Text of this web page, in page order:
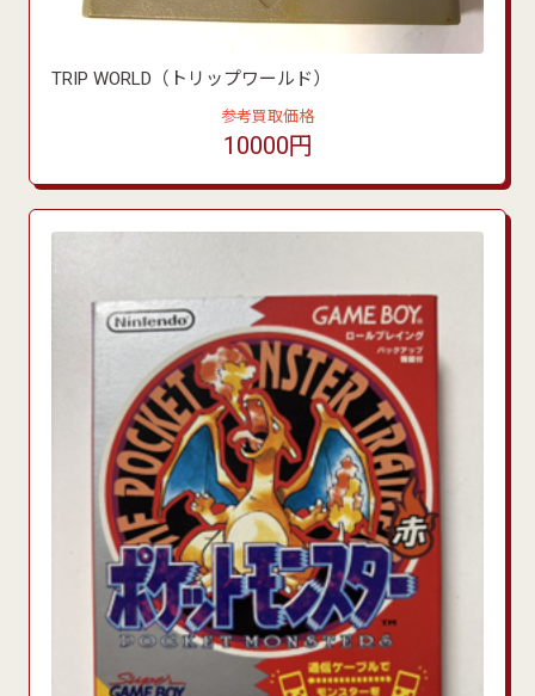
TRIP WORLD（トリップワールド）
参考買取価格
10000円